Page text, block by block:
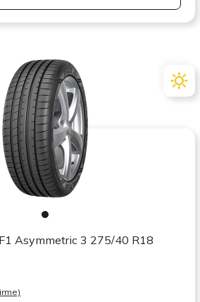
Asymmetric 3 275/40 R18